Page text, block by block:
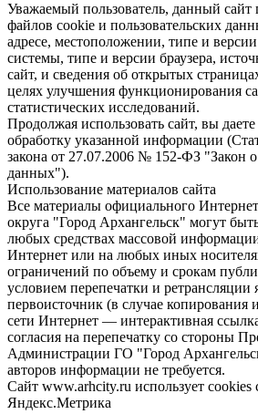
Уважаемый пользователь, данный сайт
файлов cookie и пользовательских
адресе, местоположении, типе и
системы, типе и версии браузера,
сайт, и сведения об открытых
целях улучшения функционирования
статистических исследований.
Продолжая использовать сайт, вы
обработку указанной информации
закона от 27.07.2006 № 152-ФЗ "Закон
данных").
Использование материалов сайта
Все материалы официального
округа "Город Архангельск" могут
любых средствах массовой
Интернет или на любых иных
ограничений по объему и срокам
условием перепечатки и ретрансляции
первоисточник (в случае копирования
сети Интернет — интерактивная
согласия на перепечатку со стороны
Администрации ГО "Город
авторов информации не требуется.
Сайт www.arhcity.ru использует cookies
Яндекс.Метрика